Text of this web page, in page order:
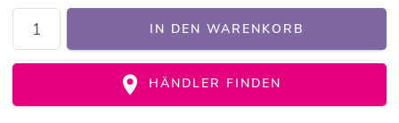
IN DEN WARENKORB
HÄNDLER FINDEN